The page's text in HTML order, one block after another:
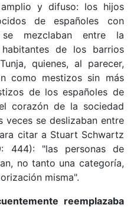
y difuso: los hijos
de españoles con
mezclaban entre la
de los barrios
quienes, al parecer,
como mestizos sin más
de los españoles de
corazón de la sociedad
veces se deslizaban entre
citar a Stuart Schwartz
444): "las personas de
no tanto una categoría,
misma".
reemplazaba